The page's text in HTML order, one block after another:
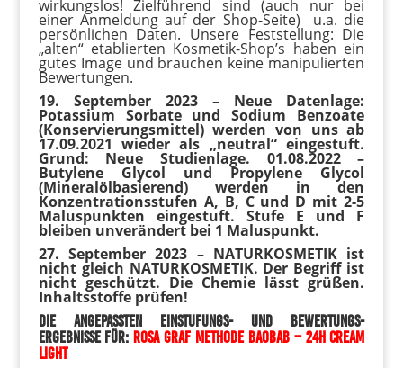
wirkungslos! Zielführend sind (auch nur bei
einer Anmeldung auf der Shop-Seite) u.a. die
persönlichen Daten. Unsere Feststellung: Die
„alten“ etablierten Kosmetik-Shop’s haben ein
gutes Image und brauchen keine manipulierten
Bewertungen.
19. September 2023 – Neue Datenlage:
Potassium Sorbate und Sodium Benzoate
(Konservierungsmittel) werden von uns ab
17.09.2021 wieder als „neutral“ eingestuft.
Grund: Neue Studienlage. 01.08.2022 –
Butylene Glycol und Propylene Glycol
(Mineralölbasierend) werden in den
Konzentrationsstufen A, B, C und D mit 2-5
Maluspunkten eingestuft. Stufe E und F
bleiben unverändert bei 1 Maluspunkt.
27. September 2023 – NATURKOSMETIK ist
nicht gleich NATURKOSMETIK. Der Begriff ist
nicht geschützt. Die Chemie lässt grüßen.
Inhaltsstoffe prüfen!
Die angepassten Einstufungs- und Bewertungs-
Ergebnisse für: Rosa Graf Methode Baobab – 24h Cream
light